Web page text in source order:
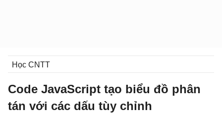
Học CNTT
Code JavaScript tạo biểu đồ phân
tán với các dấu tùy chỉnh